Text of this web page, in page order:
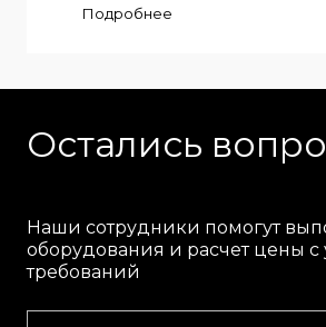
Подробнее
Остались
Наши сотрудники помогут
оборудования и расчет цены с
требований